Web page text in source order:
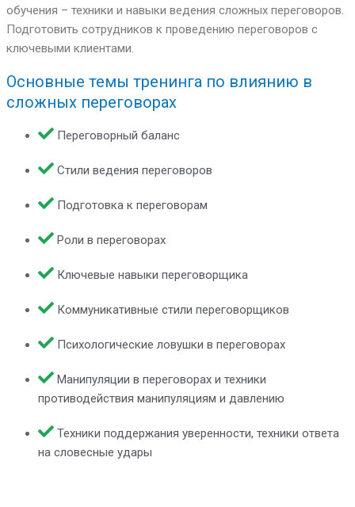
обучения – техники и навыки ведения сложных переговоров.
Подготовить сотрудников к проведению переговоров с
ключевыми клиентами.
Основные темы тренинга по влиянию в
сложных переговорах
Переговорный баланс
Стили ведения переговоров
Подготовка к переговорам
Роли в переговорах
Ключевые навыки переговорщика
Коммуникативные стили переговорщиков
Психологические ловушки в переговорах
Манипуляции в переговорах и техники
противодействия манипуляциям и давлению
Техники поддержания уверенности, техники ответа
на словесные удары